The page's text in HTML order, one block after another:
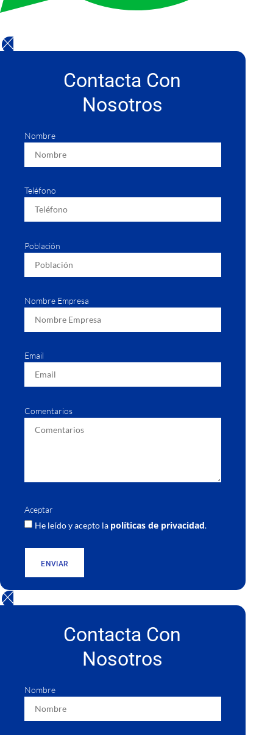
Contacta Con
Nosotros
Nombre
Teléfono
Población
Nombre Empresa
Email
Comentarios
Aceptar
He leído y acepto la políticas de privacidad.
ENVIAR
Contacta Con
Nosotros
Nombre